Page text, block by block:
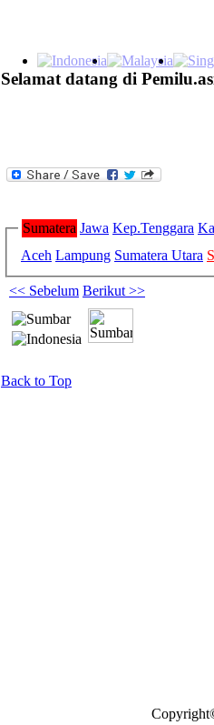
Selamat datang di
Sumatera Jawa Kep.Tenggara
Aceh Lampung Sumatera Utara
<< Sebelum Berikut >>
Back to Top